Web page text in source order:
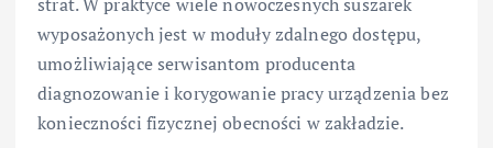
wyposażonych jest w moduły zdalnego dostępu,
umożliwiające serwisantom producenta
diagnozowanie i korygowanie pracy urządzenia bez
konieczności fizycznej obecności w zakładzie.